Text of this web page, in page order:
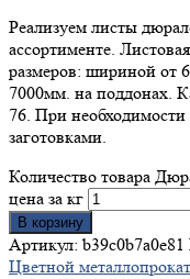
Реализуем листы
ассортименте.
размеров: шириной от
7000мм. на поддонах.
76. При
заготовками.
Количество товара
цена за кг
В корзину
Артикул: b39c0b7a0e81
Цветной металлопрокат